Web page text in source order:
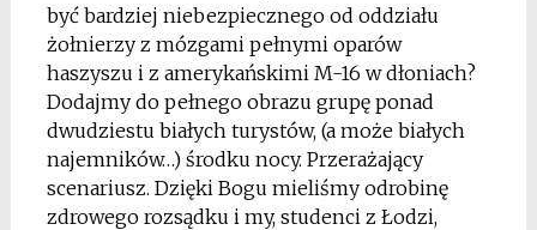
być bardziej niebezpiecznego od oddziału
żołnierzy z mózgami pełnymi oparów
haszyszu i z amerykańskimi M-16 w dłoniach?
Dodajmy do pełnego obrazu grupę ponad
dwudziestu białych turystów, (a może białych
najemników…) środku nocy. Przerażający
scenariusz. Dzięki Bogu mieliśmy odrobinę
zdrowego rozsądku i my, studenci z Łodzi,